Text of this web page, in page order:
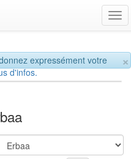
×
expressément votre
d'infos.